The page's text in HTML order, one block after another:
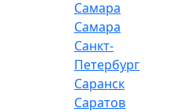
Самара
Самара
Санкт-
Петербург
Саранск
Саратов